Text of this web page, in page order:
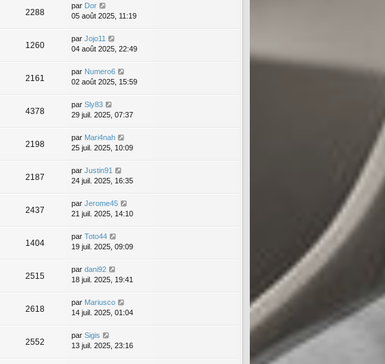
2288
par Dor
05 août 2025, 11:19
1260
par Jojo11
04 août 2025, 22:49
2161
par Numero6
02 août 2025, 15:59
4378
par Sly83
29 juil. 2025, 07:37
2198
par Mari4nah
25 juil. 2025, 10:09
2187
par Justin91
24 juil. 2025, 16:35
2437
par Jerome45
21 juil. 2025, 14:10
1404
par Toto44
19 juil. 2025, 09:09
2515
par dani92
18 juil. 2025, 19:41
2618
par Mariusco
14 juil. 2025, 01:04
2552
par Sigis
13 juil. 2025, 23:16